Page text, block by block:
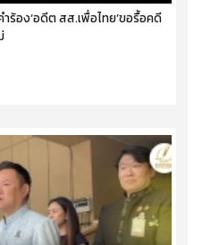
ร้อง‘อดีต สส.เพื่อไทย’ขอรื้อคดี